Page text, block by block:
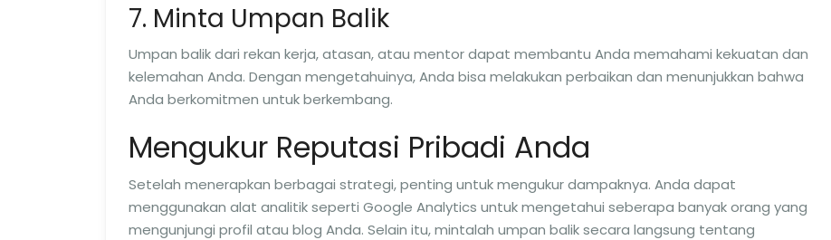
7. Minta Umpan Balik
Umpan balik dari rekan kerja, atasan, atau mentor dapat membantu Anda memahami kekuatan dan
kelemahan Anda. Dengan mengetahuinya, Anda bisa melakukan perbaikan dan menunjukkan bahwa
Anda berkomitmen untuk berkembang.
Mengukur Reputasi Pribadi Anda
Setelah menerapkan berbagai strategi, penting untuk mengukur dampaknya. Anda dapat
menggunakan alat analitik seperti Google Analytics untuk mengetahui seberapa banyak orang yang
mengunjungi profil atau blog Anda. Selain itu, mintalah umpan balik secara langsung tentang